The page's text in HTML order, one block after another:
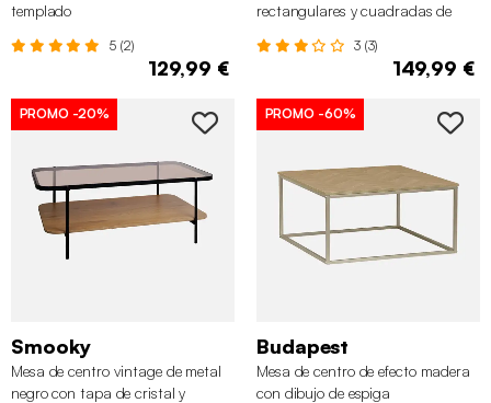
templado
5 (2)
129,99 €
rectangulares y cuadradas de
3 (3)
149,99 €
PROMO -20%
Smooky
Mesa de centro vintage de metal
negro con tapa de cristal y
PROMO -60%
Budapest
Mesa de centro de efecto madera
con dibujo de espiga